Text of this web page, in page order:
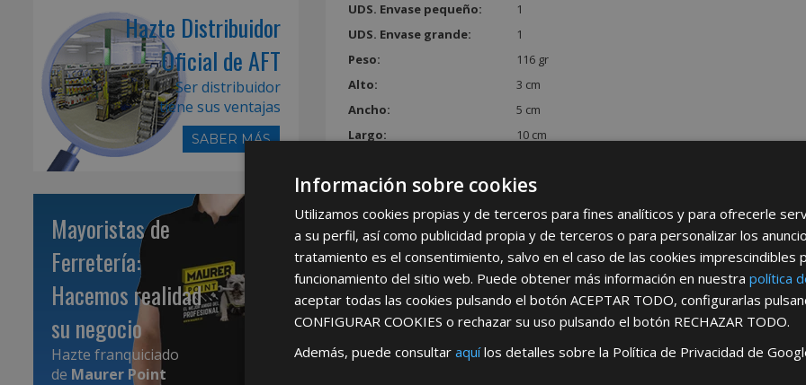
UDS. Envase pequeño:
1
UDS. Envase grande:
1
Peso:
116 gr
Alto:
3 cm
Ancho:
5 cm
Largo:
10 cm
REGÍSTRATE PARA HACERTE
Desdeaquípodrá ver todas las
Rellene este formulario y nos pondremos en contacto
Hazte Distribuidor
Oficial de AFT
Ser distribuidor
tiene sus ventajas
SABER MÁS
Mayoristas de
Ferretería:
Hacemos realidad
su negocio
Hazte franquiciado
de Maurer Point
Información sobre cookies
Utilizamos cookies propias y de terceros para fines analíticos y para ofrecerle
a su perfil, así como publicidad propia y de terceros o para personalizar los
tratamiento es el consentimiento, salvo en el caso de las cookies imprescindibles
funcionamiento del sitio web. Puede obtener más información en nuestra política
aceptar todas las cookies pulsando el botón ACEPTAR TODO, configurarlas
CONFIGURAR COOKIES o rechazar su uso pulsando el botón RECHAZAR TODO.
Además, puede consultar aquílos detalles sobre la Política de Privacidad de